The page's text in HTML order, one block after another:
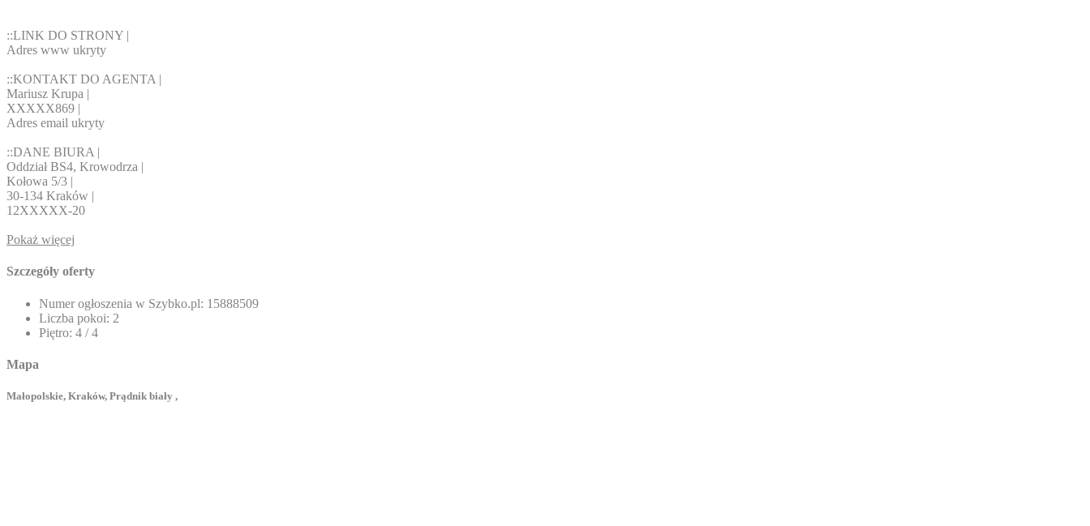
::LINK DO STRONY |
Adres www ukryty
::KONTAKT DO AGENTA |
Mariusz Krupa |
XXXXX869 |
Adres email ukryty
::DANE BIURA |
Oddział BS4, Krowodrza |
Kołowa 5/3 |
30-134 Kraków |
12XXXXX-20
Pokaż więcej
Szczegóły oferty
Numer ogłoszenia w Szybko.pl: 15888509
Liczba pokoi: 2
Piętro: 4 / 4
Mapa
Małopolskie, Kraków, Prądnik biały ,